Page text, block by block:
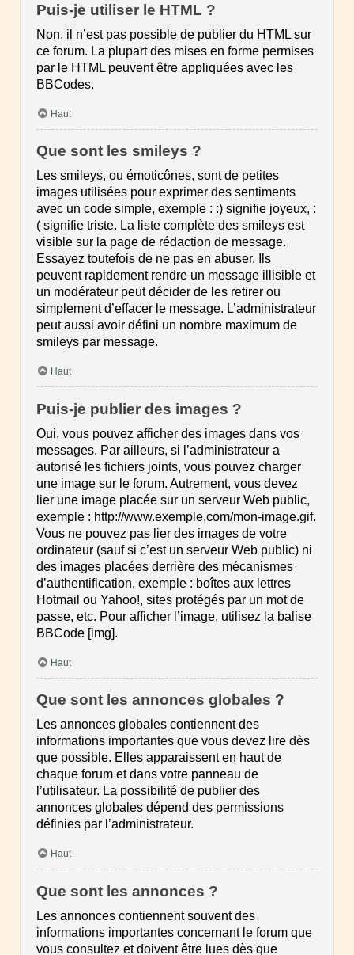
Puis-je utiliser le HTML ?
Non, il n’est pas possible de publier du HTML sur
ce forum. La plupart des mises en forme permises
par le HTML peuvent être appliquées avec les
BBCodes.
Haut
Que sont les smileys ?
Les smileys, ou émoticônes, sont de petites
images utilisées pour exprimer des sentiments
avec un code simple, exemple : :) signifie joyeux, :
( signifie triste. La liste complète des smileys est
visible sur la page de rédaction de message.
Essayez toutefois de ne pas en abuser. Ils
peuvent rapidement rendre un message illisible et
un modérateur peut décider de les retirer ou
simplement d’effacer le message. L’administrateur
peut aussi avoir défini un nombre maximum de
smileys par message.
Haut
Puis-je publier des images ?
Oui, vous pouvez afficher des images dans vos
messages. Par ailleurs, si l’administrateur a
autorisé les fichiers joints, vous pouvez charger
une image sur le forum. Autrement, vous devez
lier une image placée sur un serveur Web public,
exemple : http://www.exemple.com/mon-image.gif.
Vous ne pouvez pas lier des images de votre
ordinateur (sauf si c’est un serveur Web public) ni
des images placées derrière des mécanismes
d’authentification, exemple : boîtes aux lettres
Hotmail ou Yahoo!, sites protégés par un mot de
passe, etc. Pour afficher l’image, utilisez la balise
BBCode [img].
Haut
Que sont les annonces globales ?
Les annonces globales contiennent des
informations importantes que vous devez lire dès
que possible. Elles apparaissent en haut de
chaque forum et dans votre panneau de
l’utilisateur. La possibilité de publier des
annonces globales dépend des permissions
définies par l’administrateur.
Haut
Que sont les annonces ?
Les annonces contiennent souvent des
informations importantes concernant le forum que
vous consultez et doivent être lues dès que